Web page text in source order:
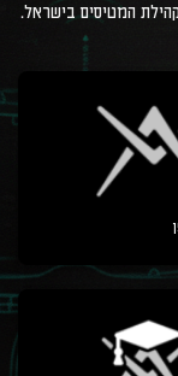
המטיסים בישראל.